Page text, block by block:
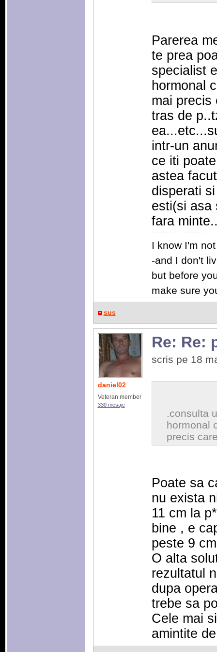
Parerea
te prea
specialist
hormonal
mai precis
tras de
intr-un
ce iti
astea
disperati
esti(si asa
fara
I know I'm
-and I don't
but before
make sure
sus
daniel02
Veteran member
330 mesaje
Re: Re:
scris pe 18
.consulta
hormonal
precis
Poate sa
nu exista
11 cm la
bine , e
peste 9
O alta
rezultatul
dupa
trebe sa
Cele mai
amintite